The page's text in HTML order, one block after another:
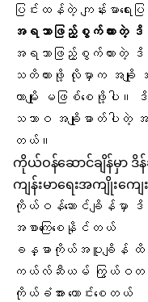
ပြင်းထန်တဲ့ ကျန်းမာရေ
အရသာဖြည့်စွက်ထားတဲ့ ဒိ
အရသာဖြည့်စွက်ထားတဲ့ ဒိ
သတိထားဖို့ လိုမှာက အချို အ
တာမျိုး မဖြစ်စေဖို့ပ
သဘာဝ အချိုဓာတ်ပါတဲ့ အရ
တယ်။
ကိုယ်ဝန်ဆောင်ချိန်မှာ
ကျန်းမာရေးအကျိုးကျ
ကိုယ်ဝန်ဆောင်ချိန်မှာ ဒိန်
အစာကြေစေ နိုင်တယ်
ခန္ဓာကိုယ်အပူချိန် ထိ
ကယ်လ်ဆီယမ် ကြွယ်ဝ
ကိုယ်ခံအားကောင်းစေတယ်